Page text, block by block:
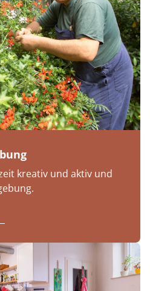
kreativ und aktiv und